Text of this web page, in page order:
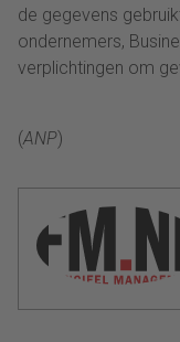
de gegevens
ondernemers,
verplichtingen om
(ANP)